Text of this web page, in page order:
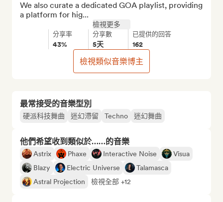
最常接受的音樂型別
硬派科技舞曲 迷幻滯留 Techno 迷幻舞曲
他們希望收到類似於……的音樂
Astrix Phaxe Interactive Noise
Visua
Blazy
Electric Universe
Talamasca
Astral Projection
檢視全部 +12
We also curate a dedicated GOA playlist, providing
a platform for hig...
檢視更多
分享率
43%
分享數
5天
已提供的回答
162
檢視類似音樂博主